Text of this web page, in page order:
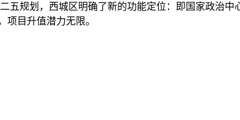
五规划，西城区明确了新的功能定位：即国家政治
目升值潜力无限。